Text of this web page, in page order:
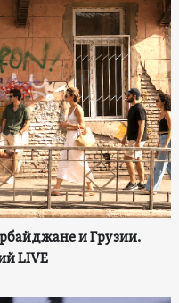
и Грузии.
LIVE